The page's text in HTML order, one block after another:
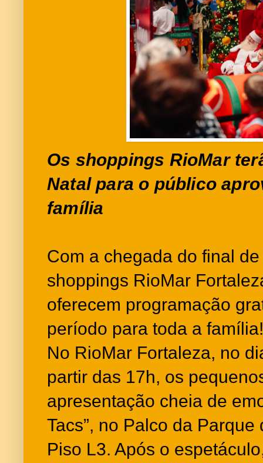
Os shoppings RioMar
Natal para o público
família
Com a chegada do final
shoppings RioMar
oferecem programação
período para toda a
No RioMar Fortaleza, no
partir das 17h, os
apresentação cheia de
Tacs”, no Palco da Parque
Piso L3. Após o